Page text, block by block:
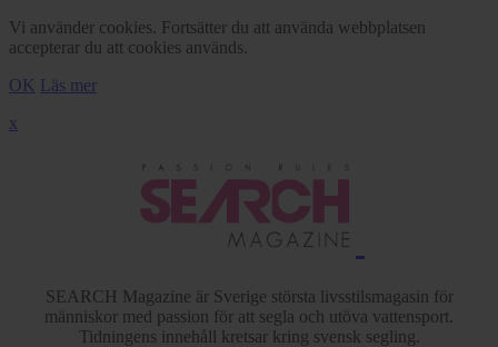
Vi använder cookies. Fortsätter du att använda webbplatsen
accepterar du att cookies används.
OK Läs mer
x
SEARCH Magazine är Sverige största livsstilsmagasin för
människor med passion för att segla och utöva vattensport.
Tidningens innehåll kretsar kring svensk segling.